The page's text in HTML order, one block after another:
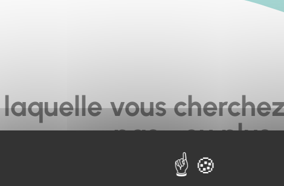
vous
pas... ou plus.
utiliser le moteur de recherche en haut de page, ou à